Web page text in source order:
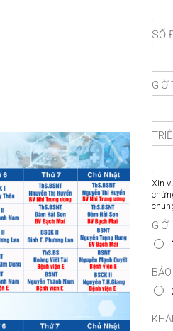
SỐ
GIỜ
Xin